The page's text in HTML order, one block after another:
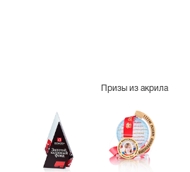
Призы из акрила